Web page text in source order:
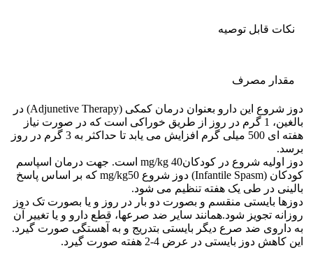
نکات قابل توصيه
مقدار مصرف
دوز شروع این دارو بعنوان درمان کمکی (Adjunetive Therapy) در
بالغین، 1 گرم در روز از طریق خوراکی است که در صورت نیاز
هفته ای 500 میلی گرم افزایش می یابد تا حداکثر به 3 گرم در روز
برسد.
دوز اولیه شروع در کودکانmg/kg 40 است. جهت درمان اسپاسم
کودکان (Infantile Spasm) دوز شروع mg/kg50 که بر اساس پاسخ
بالینی در طی یک هفته تنظیم می شود.
دوزها بایستی منقسم و بصورت دو بار در روز و یا بصورت تک دوز
روزانه تجویز شود.همانند سایر ضد صرعها، قطع دارو و یا تغییر آن
به داروی ضد صرع دیگر بایستی بتدریج و به آهستگی صورت گیرد.
این کاهش دوز بایستی در عرض 4-2 هفته صورت گیرد.